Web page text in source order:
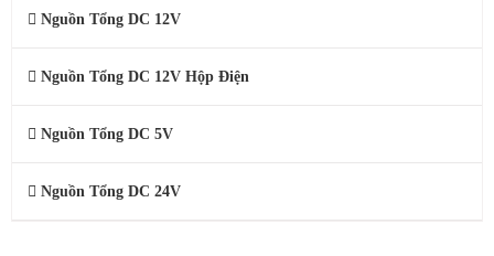
Nguồn Tổng DC 12V
Nguồn Tổng DC 12V Hộp Điện
Nguồn Tổng DC 5V
Nguồn Tổng DC 24V